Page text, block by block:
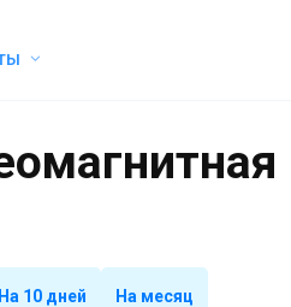
На 10 дней На месяц